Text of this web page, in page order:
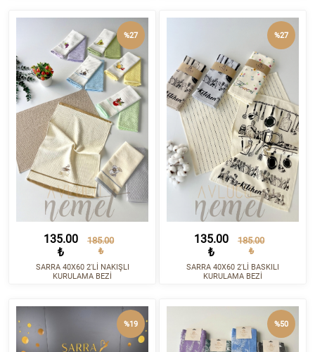
135.00
₺
185.00
₺
SARRA 40X60 2'Lİ NAKIŞLI
KURULAMA BEZİ
%27
135.00
₺
185.00
₺
SARRA 40X60 2'Lİ BASKILI
KURULAMA BEZİ
%27
%19 %50